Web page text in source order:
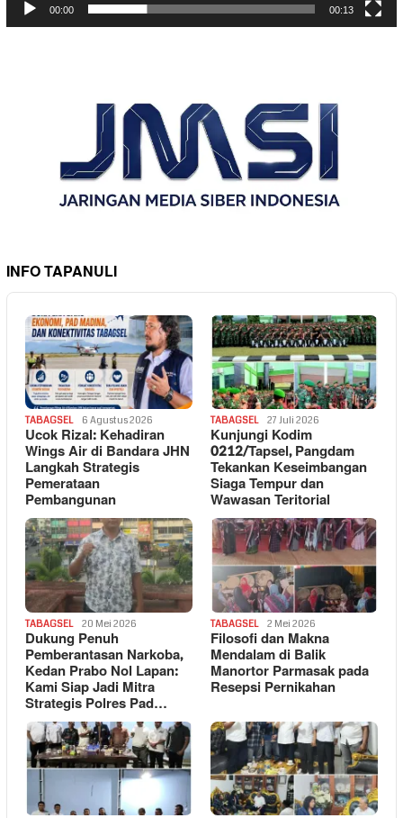
00:00 00:13
INFO TAPANULI
TABAGSEL 6 Agustus 2026
Ucok Rizal: Kehadiran
Wings Air di Bandara JHN
Langkah Strategis
Pemerataan
Pembangunan
TABAGSEL 27 Juli 2026
Kunjungi Kodim
0212/Tapsel, Pangdam
Tekankan Keseimbangan
Siaga Tempur dan
Wawasan Teritorial
TABAGSEL 20 Mei 2026
Dukung Penuh
Pemberantasan Narkoba,
Kedan Prabo Nol Lapan:
Kami Siap Jadi Mitra
Strategis Polres Pad…
TABAGSEL 2 Mei 2026
Filosofi dan Makna
Mendalam di Balik
Manortor Parmasak pada
Resepsi Pernikahan